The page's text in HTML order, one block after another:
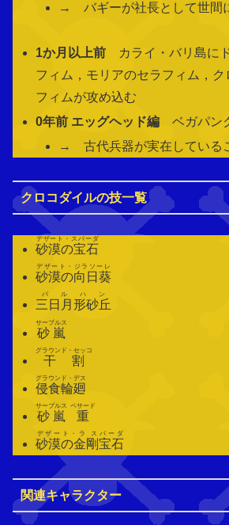
→ バギーが社長として世間
1か月以上前 カライ・バリ島に
フィム，モリアのセラフィム，ク
フィムが攻め込む
0年前 エッグヘッド編 ベガパン
→ 古代兵器が実在している
クロコダイルの技一覧
砂漠の宝石
デザート・スパーダ
砂漠の向日葵
デザート・ジラソーレ
三日月形砂丘
バルハン
砂嵐
サーブルス
干割
グラウンド・セッコ
侵食輪廻
グラウンド・デス
砂嵐
サーブルス
重
ペサード
砂漠の金剛宝石
デザート・ラ スパーダ
関連キャラクター